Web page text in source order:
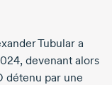
Tubular a
, devenant alors
détenu par une